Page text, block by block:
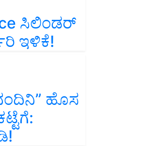
ಸಿಲಿಂಡರ್‌
ಇಳಿಕೆ!
ಹೊಸ